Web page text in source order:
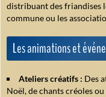
distribuant des friandises
commune ou les
Les animations et
Ateliers créatifs : Des
Noël, de chants créoles